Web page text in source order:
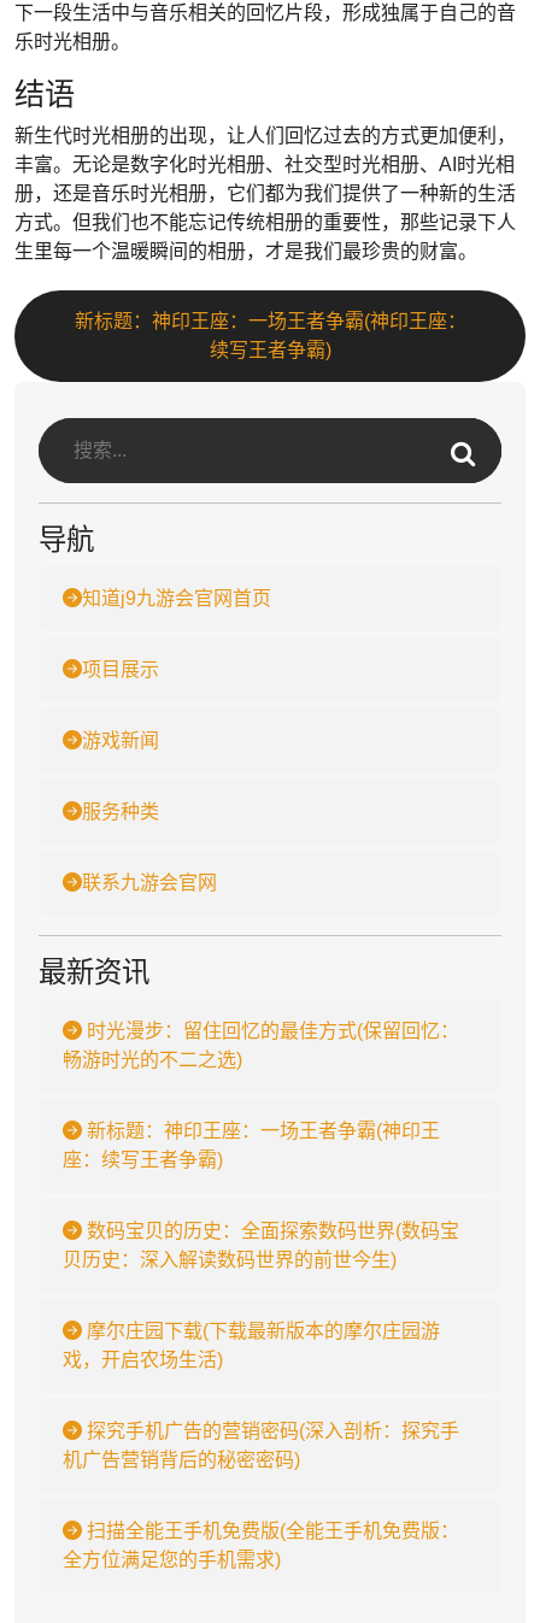
下一段生活中与音乐相关的回忆片段，形成独属于自己的音
乐时光相册。
结语
新生代时光相册的出现，让人们回忆过去的方式更加便利，
丰富。无论是数字化时光相册、社交型时光相册、AI时光相
册，还是音乐时光相册，它们都为我们提供了一种新的生活
方式。但我们也不能忘记传统相册的重要性，那些记录下人
生里每一个温暖瞬间的相册，才是我们最珍贵的财富。
新标题：神印王座：一场王者争霸(神印王座：
续写王者争霸)
导航
知道j9九游会官网首页
项目展示
游戏新闻
服务种类
联系九游会官网
最新资讯
时光漫步：留住回忆的最佳方式(保留回忆：
畅游时光的不二之选)
新标题：神印王座：一场王者争霸(神印王
座：续写王者争霸)
数码宝贝的历史：全面探索数码世界(数码宝
贝历史：深入解读数码世界的前世今生)
摩尔庄园下载(下载最新版本的摩尔庄园游
戏，开启农场生活)
探究手机广告的营销密码(深入剖析：探究手
机广告营销背后的秘密密码)
扫描全能王手机免费版(全能王手机免费版：
全方位满足您的手机需求)